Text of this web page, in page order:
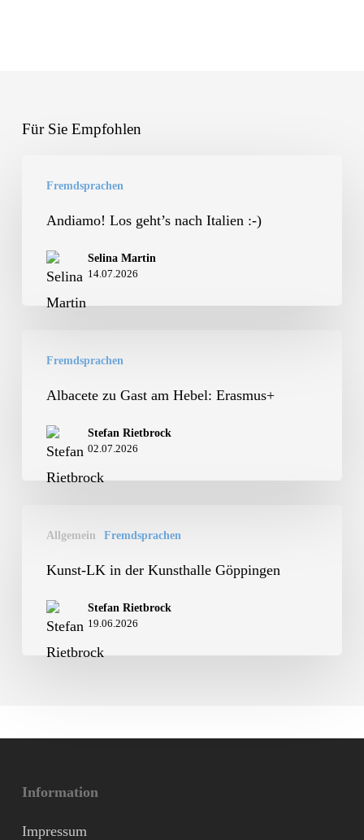
Für Sie Empfohlen
Fremdsprachen
geht’s
Italien
Andiamo! Los geht’s nach Italien :-)
Selina Martin
14.07.2026
Fremdsprachen
Gast
Hebel:
Erasmus+
Albacete zu Gast am Hebel: Erasmus+
Stefan Rietbrock
02.07.2026
Allgemein Fremdsprachen
Kunsthalle
Göppingen
Kunst-LK in der Kunsthalle Göppingen
Stefan Rietbrock
19.06.2026
Information
Impressum